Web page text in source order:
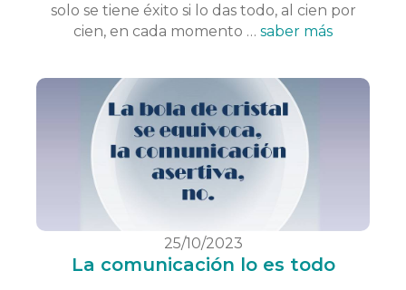
solo se tiene éxito si lo das todo, al cien por
cien, en cada momento … saber más
25/10/2023
La comunicación lo es todo